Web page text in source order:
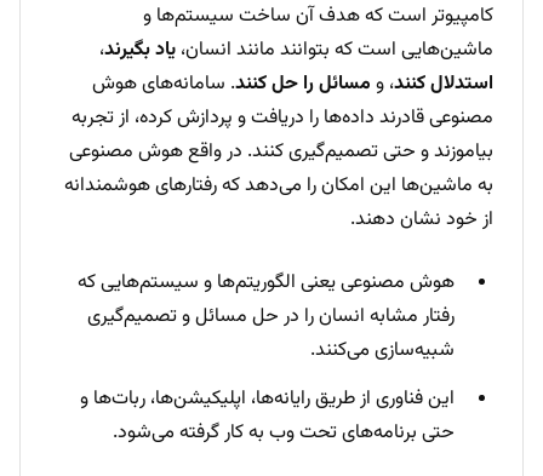
کامپیوتر است که هدف آن ساخت سیستم‌ها و
ماشین‌هایی است که بتوانند مانند انسان، یاد بگیرند،
استدلال کنند، و مسائل را حل کنند. سامانه‌های هوش
مصنوعی قادرند داده‌ها را دریافت و پردازش کرده، از تجربه
بیاموزند و حتی تصمیم‌گیری کنند. در واقع هوش مصنوعی
به ماشین‌ها این امکان را می‌دهد که رفتارهای هوشمندانه
از خود نشان دهند.
هوش مصنوعی یعنی الگوریتم‌ها و سیستم‌هایی که
رفتار مشابه انسان را در حل مسائل و تصمیم‌گیری
شبیه‌سازی می‌کنند.
این فناوری از طریق رایانه‌ها، اپلیکیشن‌ها، ربات‌ها و
حتی برنامه‌های تحت وب به کار گرفته می‌شود.